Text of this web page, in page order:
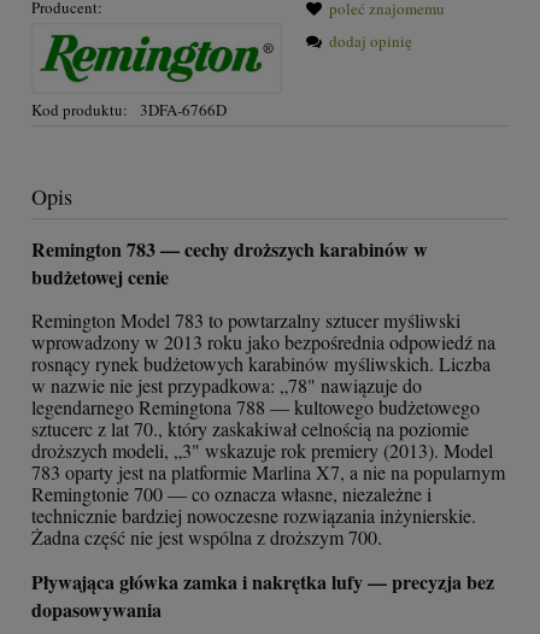
Producent:
Kod produktu: 3DFA-6766D
poleć znajomemu
dodaj opinię
Opis
Remington 783 — cechy droższych karabinów w
budżetowej cenie
Remington Model 783 to powtarzalny sztucer myśliwski
wprowadzony w 2013 roku jako bezpośrednia odpowiedź na
rosnący rynek budżetowych karabinów myśliwskich. Liczba
w nazwie nie jest przypadkowa: „78" nawiązuje do
legendarnego Remingtona 788 — kultowego budżetowego
sztucerc z lat 70., który zaskakiwał celnością na poziomie
droższych modeli, „3" wskazuje rok premiery (2013). Model
783 oparty jest na platformie Marlina X7, a nie na popularnym
Remingtonie 700 — co oznacza własne, niezależne i
technicznie bardziej nowoczesne rozwiązania inżynierskie.
Żadna część nie jest wspólna z droższym 700.
Pływająca główka zamka i nakrętka lufy — precyzja bez
dopasowywania